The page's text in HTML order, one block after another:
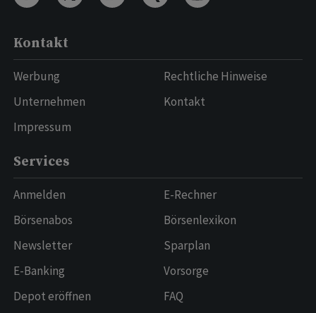
Kontakt
Werbung
Unternehmen
Impressum
Rechtliche Hinweise
Kontakt
Services
Anmelden
Börsenabos
Newsletter
E-Banking
Depot eröffnen
E-Rechner
Börsenlexikon
Sparplan
Vorsorge
FAQ